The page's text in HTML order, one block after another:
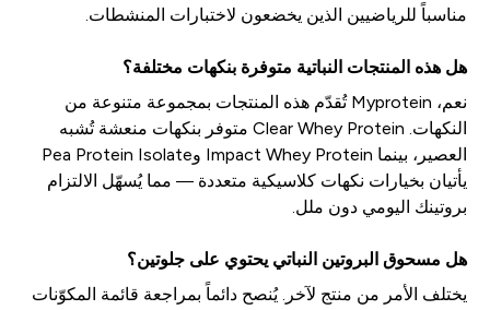
مناسباً للرياضيين الذين يخضعون لاختبارات المنشطات.
هل هذه المنتجات النباتية متوفرة بنكهات مختلفة؟
نعم، Myprotein تُقدّم هذه المنتجات بمجموعة متنوعة من
النكهات. Clear Whey Protein متوفر بنكهات منعشة تُشبه
العصير، بينما Impact Whey Protein وPea Protein Isolate
يأتيان بخيارات نكهات كلاسيكية متعددة — مما يُسهّل الالتزام
بروتينك اليومي دون ملل.
هل مسحوق البروتين النباتي يحتوي على جلوتين؟
يختلف الأمر من منتج لآخر. يُنصح دائماً بمراجعة قائمة المكوّنات